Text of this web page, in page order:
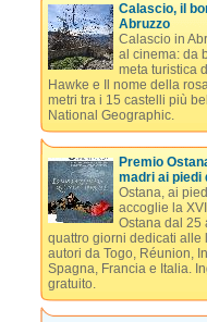
Calascio, il
Abruzzo
Calascio in
al cinema: da
meta turistica
Hawke e Il nome della
metri tra i 15 castelli più
National Geographic.
Premio
madri ai piedi
Ostana, ai
accoglie la
Ostana dal 25
quattro giorni dedicati alle
autori da Togo, Réunion,
Spagna, Francia e Italia.
gratuito.